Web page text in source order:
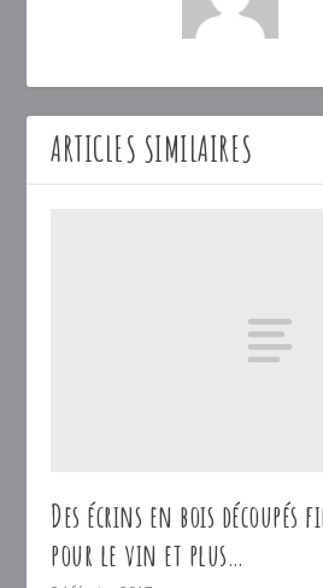
ARTICLES SIMILAIRES
Des écrins en bois
pour le vin et plus…